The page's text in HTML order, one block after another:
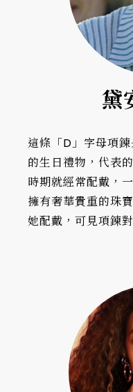
黛
這條「D」字母項
的生日禮物，代表
時期就經常配戴，
擁有奢華貴重的珠
她配戴，可見項鍊